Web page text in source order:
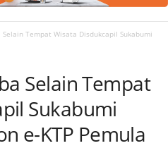
Selain Tempat Wisata Disdukcapil Sukabumi
Selain Tempat
Sukabumi
e-KTP Pemula